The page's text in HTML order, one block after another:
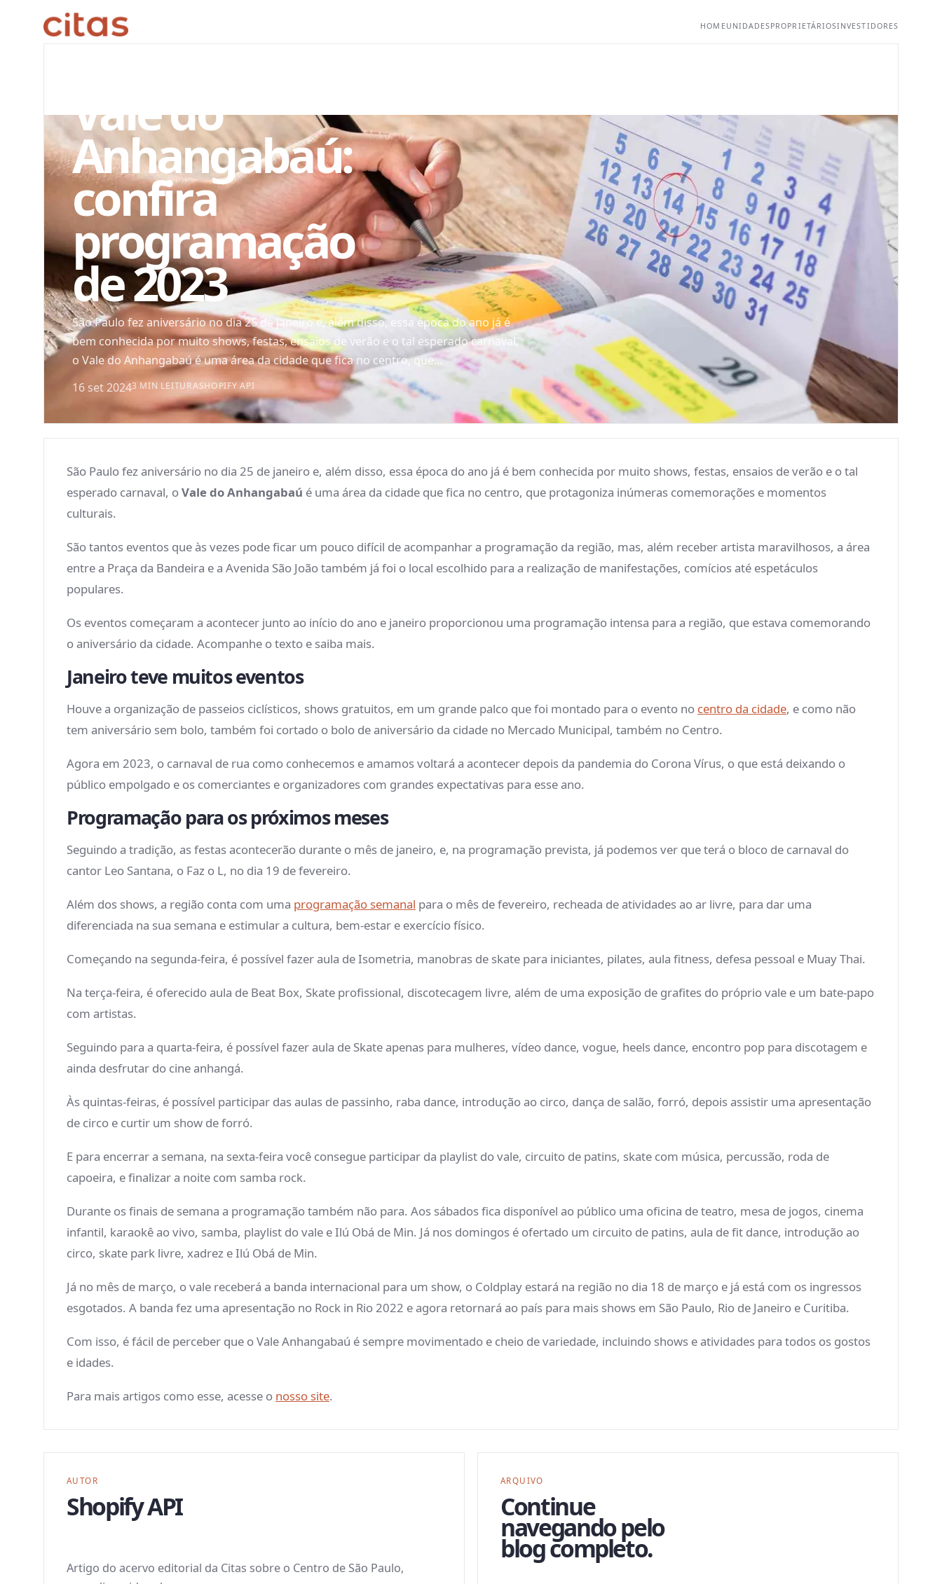
HOMEUNIDADESPROPRIETÁRIOSINVESTIDORES
Vale do
Anhangabaú:
confira
programação
de 2023
São Paulo fez aniversário no dia 25 de janeiro e, além disso, essa época do ano já é
bem conhecida por muito shows, festas, ensaios de verão e o tal esperado carnaval,
o Vale do Anhangabaú é uma área da cidade que fica no centro, que...
16 set 20243 MIN LEITURASHOPIFY API
São Paulo fez aniversário no dia 25 de janeiro e, além disso, essa época do ano já é bem conhecida por muito shows, festas, ensaios de verão e o tal
esperado carnaval, oVale do Anhangabaú é uma área da cidade que fica no centro, que protagoniza inúmeras comemorações e momentos
culturais.
São tantos eventos que às vezes pode ficar um pouco difícil de acompanhar a programação da região, mas, além receber artista maravilhosos, a área
entre a Praça da Bandeira e a Avenida São João também já foi o local escolhido para a realização de manifestações, comícios até espetáculos
populares.
Os eventos começaram a acontecer junto ao início do ano e janeiro proporcionou uma programação intensa para a região, que estava comemorando
o aniversário da cidade. Acompanhe o texto e saiba mais.
Janeiro teve muitos eventos
Houve a organização de passeios ciclísticos, shows gratuitos, em um grande palco que foi montado para o evento no centro da cidade, e como não
tem aniversário sem bolo, também foi cortado o bolo de aniversário da cidade no Mercado Municipal, também no Centro.
Agora em 2023, o carnaval de rua como conhecemos e amamos voltará a acontecer depois da pandemia do Corona Vírus, o que está deixando o
público empolgado e os comerciantes e organizadores com grandes expectativas para esse ano.
Programação para os próximos meses
Seguindo a tradição, as festas acontecerão durante o mês de janeiro, e, na programação prevista, já podemos ver que terá o bloco de carnaval do
cantor Leo Santana, o Faz o L, no dia 19 de fevereiro.
Além dos shows, a região conta com uma programação semanal para o mês de fevereiro, recheada de atividades ao ar livre, para dar uma
diferenciada na sua semana e estimular a cultura, bem-estar e exercício físico.
Começando na segunda-feira, é possível fazer aula de Isometria, manobras de skate para iniciantes, pilates, aula fitness, defesa pessoal e Muay Thai.
Na terça-feira, é oferecido aula de Beat Box, Skate profissional, discotecagem livre, além de uma exposição de grafites do próprio vale e um bate-papo
com artistas.
Seguindo para a quarta-feira, é possível fazer aula de Skate apenas para mulheres, vídeo dance, vogue, heels dance, encontro pop para discotagem e
ainda desfrutar do cine anhangá.
Às quintas-feiras, é possível participar das aulas de passinho, raba dance, introdução ao circo, dança de salão, forró, depois assistir uma apresentação
de circo e curtir um show de forró.
E para encerrar a semana, na sexta-feira você consegue participar da playlist do vale, circuito de patins, skate com música, percussão, roda de
capoeira, e finalizar a noite com samba rock.
Durante os finais de semana a programação também não para. Aos sábados fica disponível ao público uma oficina de teatro, mesa de jogos, cinema
infantil, karaokê ao vivo, samba, playlist do vale e Ilú Obá de Min. Já nos domingos é ofertado um circuito de patins, aula de fit dance, introdução ao
circo, skate park livre, xadrez e Ilú Obá de Min.
Já no mês de março, o vale receberá a banda internacional para um show, o Coldplay estará na região no dia 18 de março e já está com os ingressos
esgotados. A banda fez uma apresentação no Rock in Rio 2022 e agora retornará ao país para mais shows em São Paulo, Rio de Janeiro e Curitiba.
Com isso, é fácil de perceber que o Vale Anhangabaú é sempre movimentado e cheio de variedade, incluindo shows e atividades para todos os gostos
e idades.
Para mais artigos como esse, acesse o nosso site.
AUTOR
Shopify API
Artigo do acervo editorial da Citas sobre o Centro de São Paulo,
ARQUIVO
Continue
navegando pelo
blog completo.